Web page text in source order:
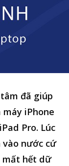
đã giúp
máy iPhone
Pro. Lúc
vào nước cứ
mất hết dữ